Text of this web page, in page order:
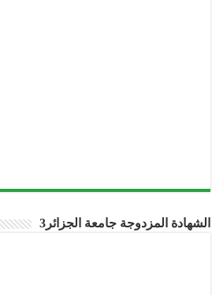
الشهادة المزدوجة جامعة الجزائر3